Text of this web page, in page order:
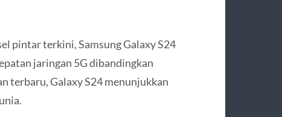
pintar terkini, Samsung Galaxy S24
jaringan 5G dibandingkan
terbaru, Galaxy S24 menunjukkan